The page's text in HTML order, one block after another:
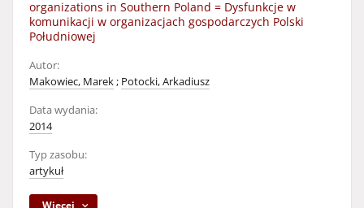
organizations in Southern Poland = Dysfunkcje w
komunikacji w organizacjach gospodarczych Polski
Południowej
Autor:
Makowiec, Marek; Potocki, Arkadiusz
Data wydania:
2014
Typ zasobu:
artykuł
Więcej